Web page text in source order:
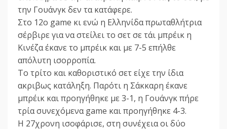
την Γουάνγκ δεν τα κατάφερε.
Στο 12ο game κι ενώ η Ελληνίδα πρωταθλήτρια
σέρβιρε για να στείλει το σετ σε τάι μπρέικ η
Κινέζα έκανε το μπρέικ και με 7-5 επήλθε
απόλυτη ισορροπία.
Το τρίτο και καθοριστικό σετ είχε την ίδια
ακριβως κατάληξη. Παρότι η Σάκκαρη έκανε
μπρέικ και προηγήθηκε με 3-1, η Γουάνγκ πήρε
τρία συνεχόμενα game και προηγήθηκε 4-3.
Η 27χρονη ισοφάρισε, στη συνέχεια οι δύο